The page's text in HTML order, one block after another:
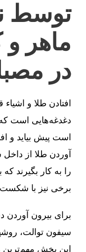
توسط
ماهر و
در
افتادن طلا و
دغدغه‌هایی است
است پیش بیاید و
آوردن طلا از
را به کار بگیرند
برخی نیز با
برای بیرون آوردن
سیفون توالت،
این بخش